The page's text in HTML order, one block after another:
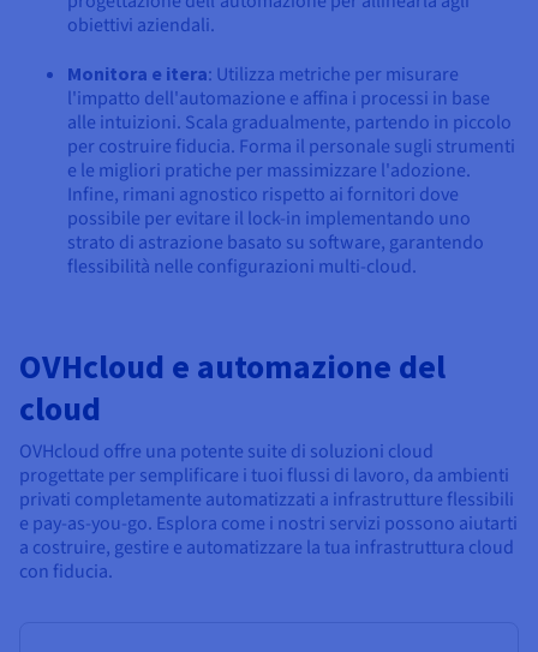
obiettivi aziendali.
Monitora e itera: Utilizza metriche per misurare
l'impatto dell'automazione e affina i processi in base
alle intuizioni. Scala gradualmente, partendo in piccolo
per costruire fiducia. Forma il personale sugli strumenti
e le migliori pratiche per massimizzare l'adozione.
Infine, rimani agnostico rispetto ai fornitori dove
possibile per evitare il lock-in implementando uno
strato di astrazione basato su software, garantendo
flessibilità nelle configurazioni multi-cloud.
OVHcloud e automazione del
cloud
OVHcloud offre una potente suite di soluzioni cloud
progettate per semplificare i tuoi flussi di lavoro, da ambienti
privati completamente automatizzati a infrastrutture flessibili
e pay-as-you-go. Esplora come i nostri servizi possono aiutarti
a costruire, gestire e automatizzare la tua infrastruttura cloud
con fiducia.